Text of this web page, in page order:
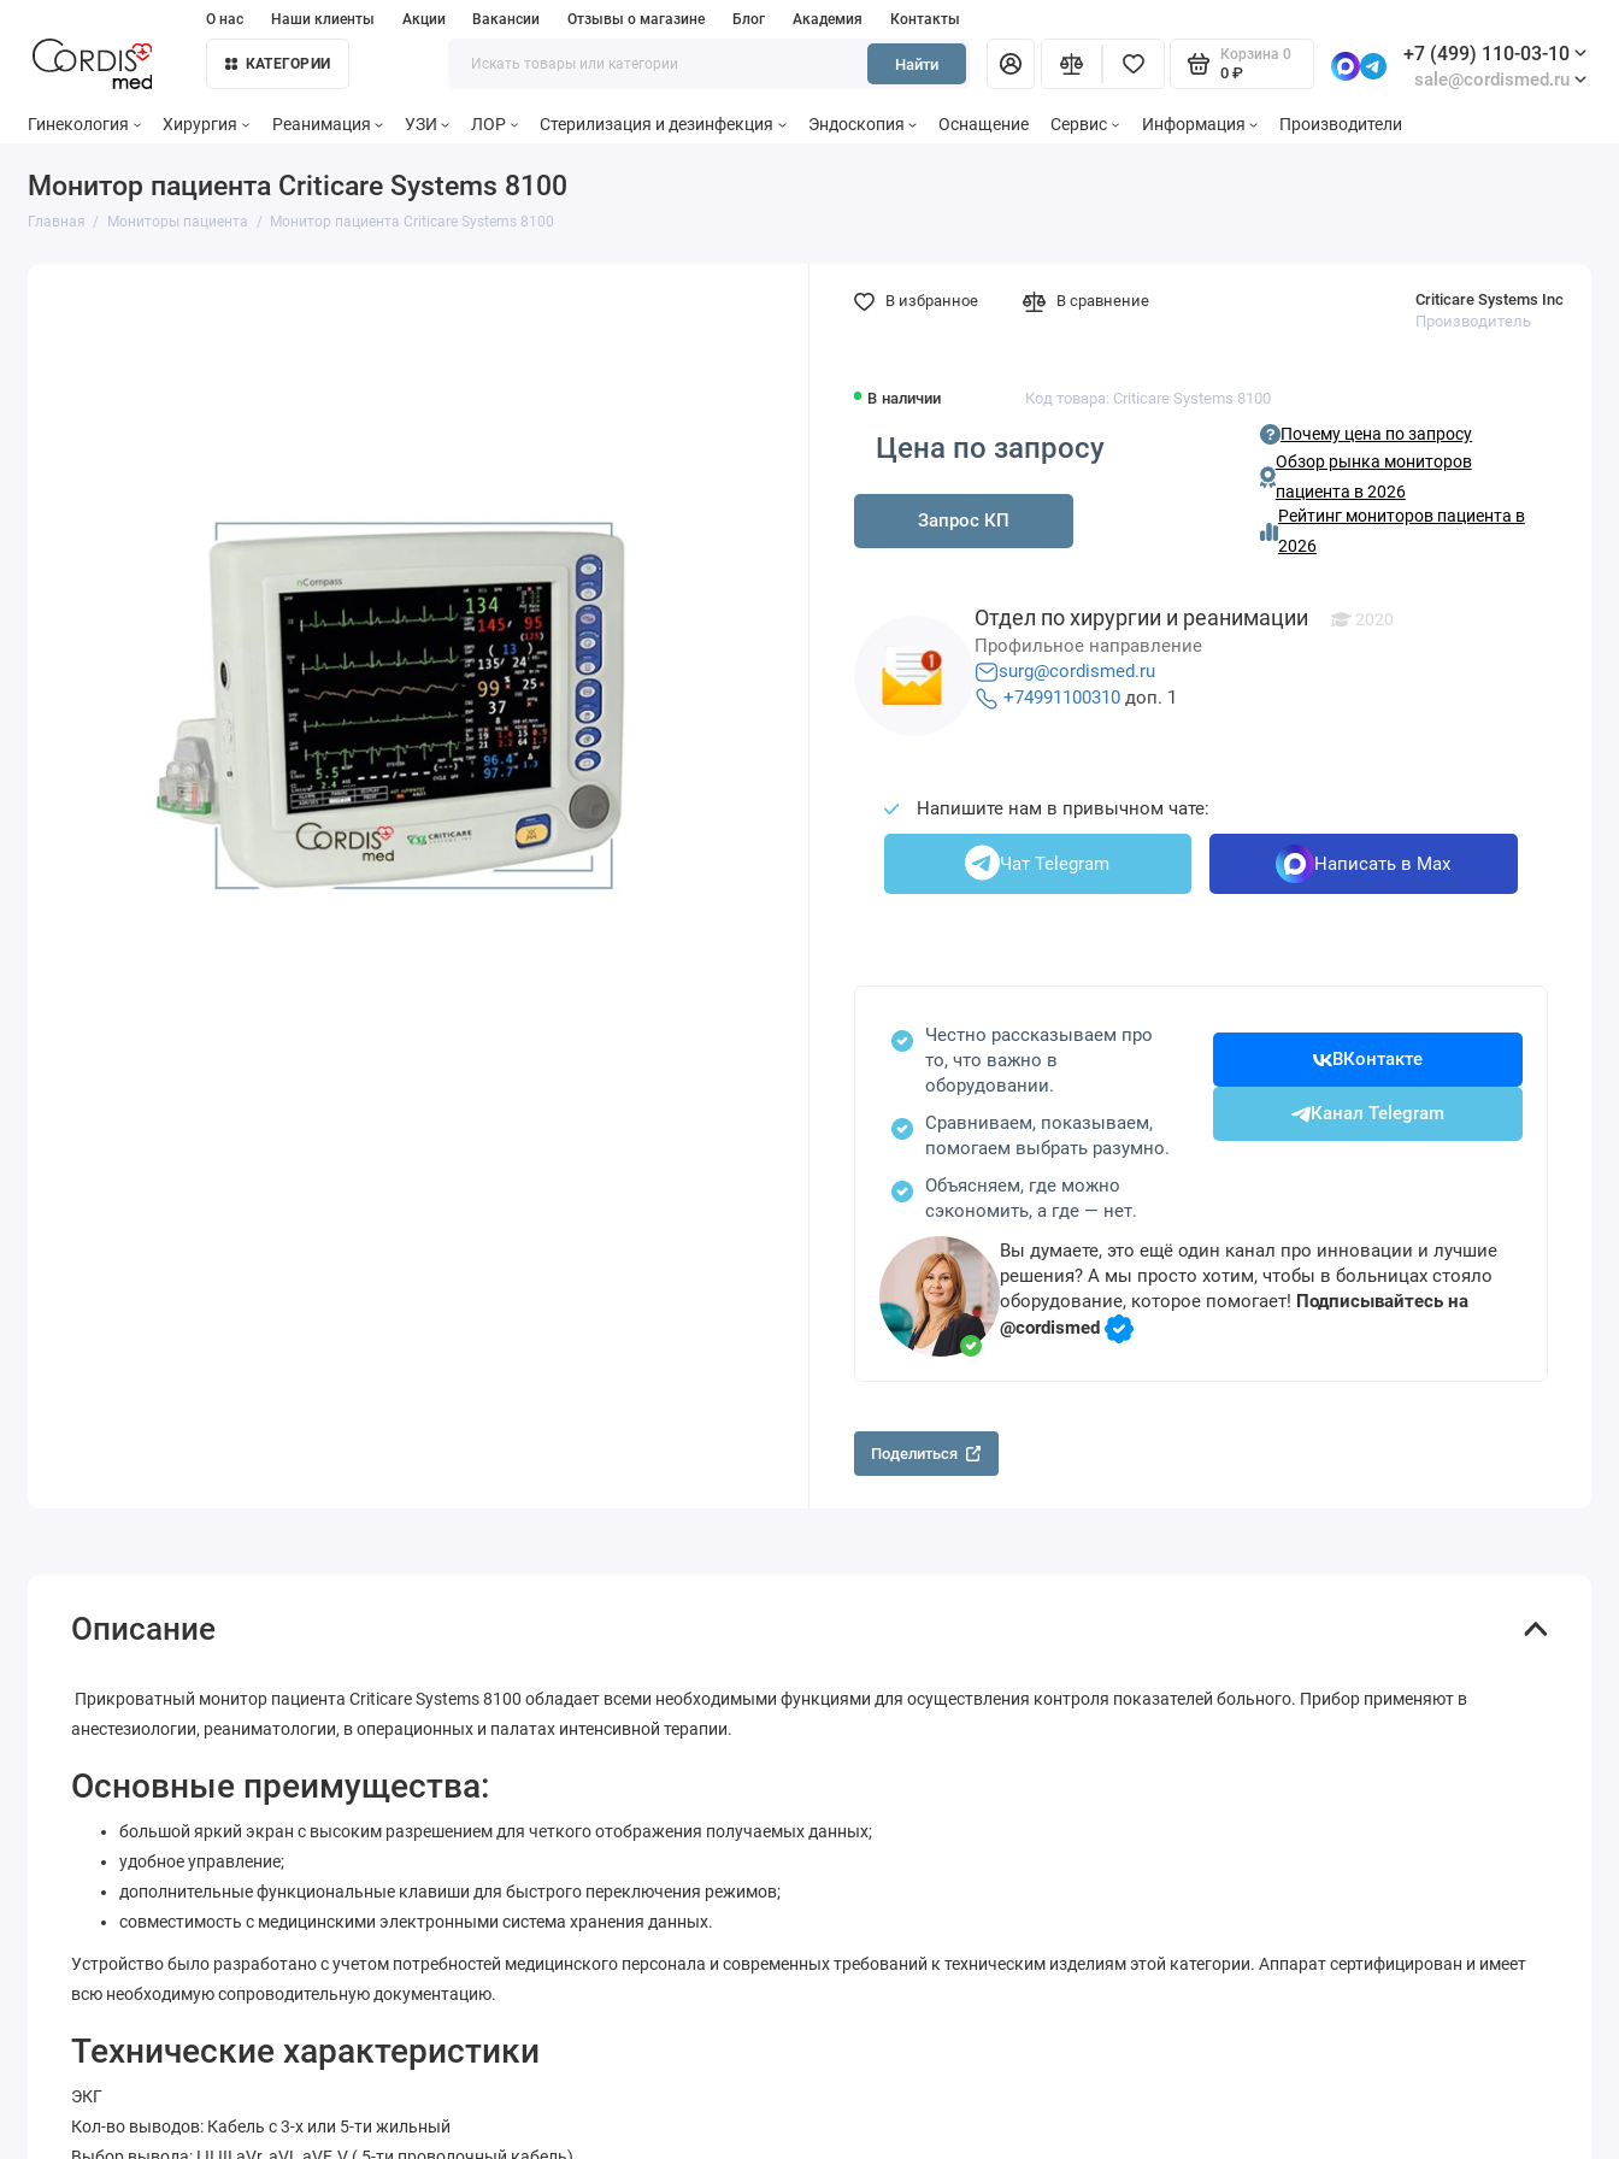
О нас Наши клиенты Акции Вакансии Отзывы о магазине Блог Академия Контакты
КАТЕГОРИИ Найти
Корзина 0
0 ₽
+7 (499) 110-03-10
sale@cordismed.ru
Гинекология Хирургия Реанимация УЗИ ЛОР Стерилизация и дезинфекция Эндоскопия Оснащение Сервис Информация Производители
Монитор пациента Criticare Systems 8100
Главная Мониторы пациента Монитор пациента Criticare Systems 8100
В наличии Код товара: Criticare Systems 8100
Criticare Systems Inc
Производитель
Цена по запросу
Запрос КП
Почему цена по запросу
Обзор рынка мониторов
пациента в 2026
Рейтинг мониторов пациента в
2026
В избранное В сравнение
Отдел по хирургии и реанимации 2020
Профильное направление
surg@cordismed.ru
+74991100310 доп. 1
Напишите нам в привычном чате:
Чат Telegram Написать в Max
Честно рассказываем про
то, что важно в
оборудовании.
Сравниваем, показываем,
помогаем выбрать разумно.
Объясняем, где можно
сэкономить, а где — нет.
ВКонтакте
Канал Telegram
Вы думаете, это ещё один канал про инновации и лучшие
решения? А мы просто хотим, чтобы в больницах стояло
оборудование, которое помогает! Подписывайтесь на
@cordismed
Поделиться
Описание
Прикроватный монитор пациента Criticare Systems 8100 обладает всеми необходимыми функциями для осуществления контроля показателей больного. Прибор применяют в
анестезиологии, реаниматологии, в операционных и палатах интенсивной терапии.
Основные преимущества:
большой яркий экран с высоким разрешением для четкого отображения получаемых данных;
удобное управление;
дополнительные функциональные клавиши для быстрого переключения режимов;
совместимость с медицинскими электронными система хранения данных.
Устройство было разработано с учетом потребностей медицинского персонала и современных требований к техническим изделиям этой категории. Аппарат сертифицирован и имеет
всю необходимую сопроводительную документацию.
Технические характеристики
ЭКГ
Кол-во выводов: Кабель с 3-х или 5-ти жильный